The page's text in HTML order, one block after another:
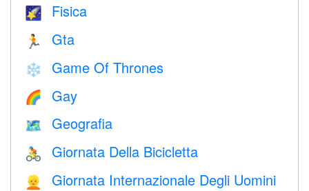
🌠 Fisica
🏃 Gta
❄️ Game Of Thrones
🌈 Gay
🗺 Geografia
🚴 Giornata Della Bicicletta
👱 Giornata Internazionale Degli Uomini